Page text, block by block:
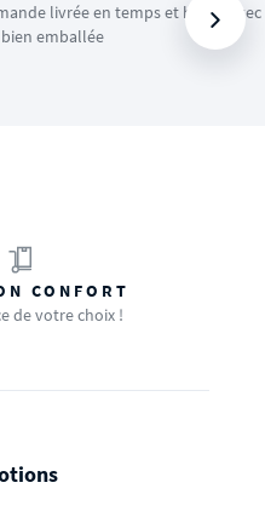
livrée en temps et heure avec
emballée
CONFORT
de votre choix !